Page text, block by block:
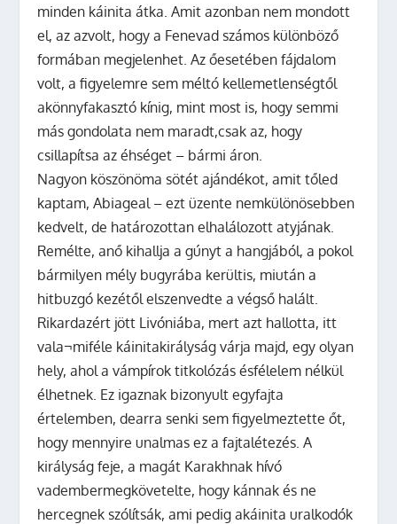
minden káinita átka. Amit azonban nem mondott
el, az azvolt, hogy a Fenevad számos különböző
formában megjelenhet. Az őesetében fájdalom
volt, a figyelemre sem méltó kellemetlenségtől
akönnyfakasztó kínig, mint most is, hogy semmi
más gondolata nem maradt,csak az, hogy
csillapítsa az éhséget – bármi áron.
Nagyon köszönöma sötét ajándékot, amit tőled
kaptam, Abiageal – ezt üzente nemkülönösebben
kedvelt, de határozottan elhalálozott atyjának.
Remélte, anő kihallja a gúnyt a hangjából, a pokol
bármilyen mély bugyrába kerültis, miután a
hitbuzgó kezétől elszenvedte a végső halált.
Rikardazért jött Livóniába, mert azt hallotta, itt
vala¬miféle káinitakirályság várja majd, egy olyan
hely, ahol a vámpírok titkolózás ésfélelem nélkül
élhetnek. Ez igaznak bizonyult egyfajta
értelemben, dearra senki sem figyelmeztette őt,
hogy mennyire unalmas ez a fajtalétezés. A
királyság feje, a magát Karakhnak hívó
vadembermegkövetelte, hogy kánnak és ne
hercegnek szólítsák, ami pedig akáinita uralkodók